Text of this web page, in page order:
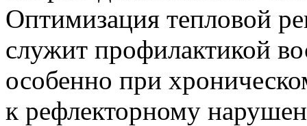
Оптимизация тепловой
служит профилактикой
особенно при
к рефлекторному